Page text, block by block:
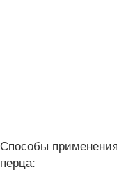
Способы
перца: